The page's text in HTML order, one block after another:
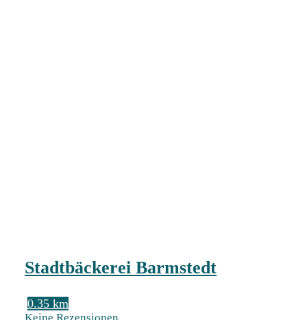
Stadtbäckerei Barmstedt
0.35 km
Keine Rezensionen